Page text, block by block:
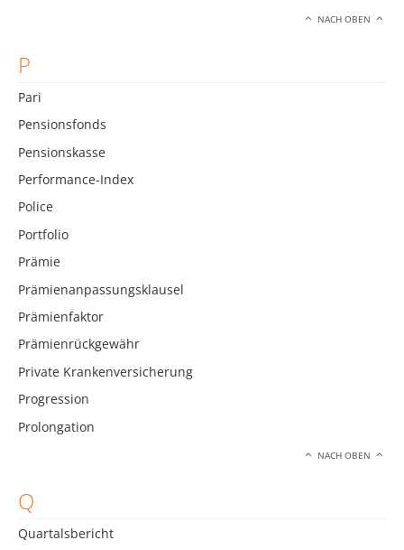
NACH OBEN
P
Pari
Pensionsfonds
Pensionskasse
Performance-Index
Police
Portfolio
Prämie
Prämienanpassungsklausel
Prämienfaktor
Prämienrückgewähr
Private Krankenversicherung
Progression
Prolongation
NACH OBEN
Q
Quartalsbericht